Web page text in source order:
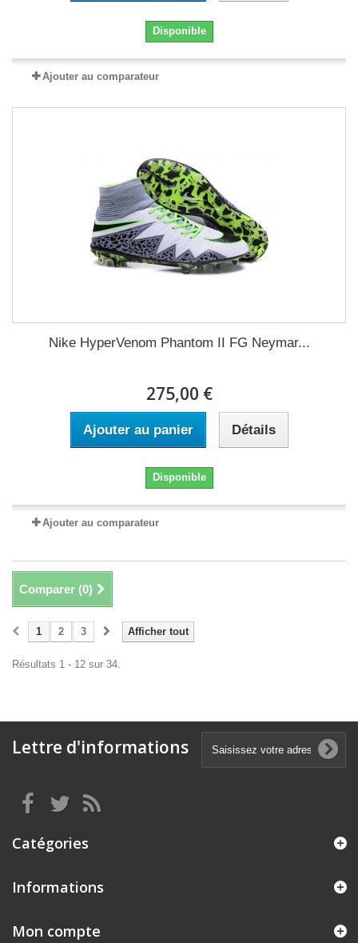
Disponible
Ajouter au comparateur
Nike HyperVenom Phantom II FG Neymar...
275,00 €
Ajouter au panier Détails
Disponible
Ajouter au comparateur
Comparer (0)
Afficher tout
1 2 3
Résultats 1 - 12 sur 34.
Lettre d'informations
Catégories
Informations
Mon compte